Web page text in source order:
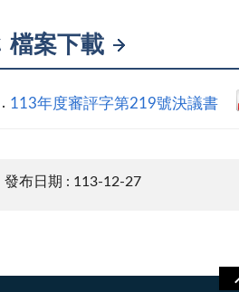
檔案下載
113年度審評字第219號決議書
發布日期 : 113-12-27